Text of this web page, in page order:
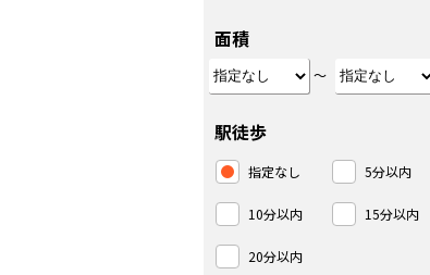
面積
～
駅徒歩
指定なし 5分以内
10分以内 15分以内
20分以内